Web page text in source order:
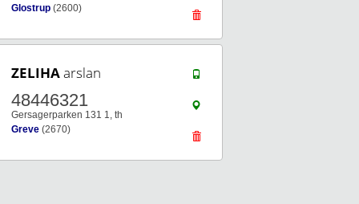
Glostrup (2600)
ZELIHAarslan
48446321
Gersagerparken 131 1, th
Greve (2670)